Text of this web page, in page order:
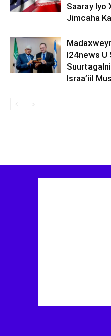
Saaray Iyo
Jimcaha
I24news U
Israa’iil